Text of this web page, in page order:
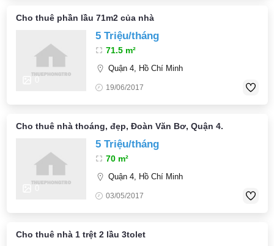
Cho thuê phần lầu 71m2 của nhà
5 Triệu/tháng
71.5 m²
Quận 4, Hồ Chí Minh
19/06/2017
Cho thuê nhà thoáng, đẹp, Đoàn Văn Bơ, Quận 4.
5 Triệu/tháng
70 m²
Quận 4, Hồ Chí Minh
03/05/2017
Cho thuê nhà 1 trệt 2 lầu 3tolet